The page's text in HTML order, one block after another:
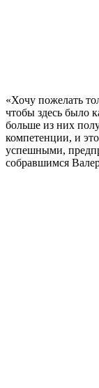
«Хочу пожелать
чтобы здесь было
больше из них
компетенции, и
успешными,
собравшимся